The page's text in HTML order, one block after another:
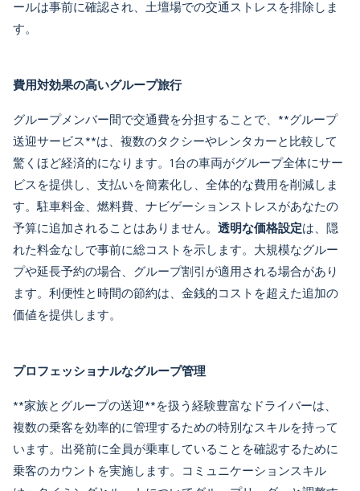
ールは事前に確認され、土壇場での交通ストレスを排除しま
す。
費用対効果の高いグループ旅行
グループメンバー間で交通費を分担することで、**グループ
送迎サービス**は、複数のタクシーやレンタカーと比較して
驚くほど経済的になります。1台の車両がグループ全体にサー
ビスを提供し、支払いを簡素化し、全体的な費用を削減しま
す。駐車料金、燃料費、ナビゲーションストレスがあなたの
予算に追加されることはありません。 透明な価格設定は、隠
れた料金なしで事前に総コストを示します。大規模なグルー
プや延長予約の場合、グループ割引が適用される場合があり
ます。利便性と時間の節約は、金銭的コストを超えた追加の
価値を提供します。
プロフェッショナルなグループ管理
**家族とグループの送迎**を扱う経験豊富なドライバーは、
複数の乗客を効率的に管理するための特別なスキルを持って
います。出発前に全員が乗車していることを確認するために
乗客のカウントを実施します。コミュニケーションスキル